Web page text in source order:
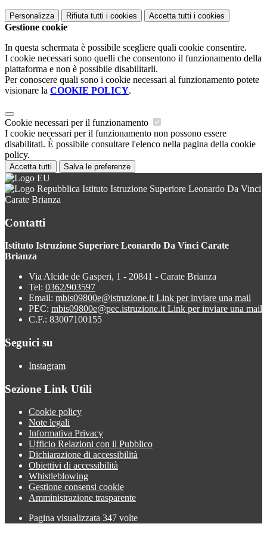
Personalizza Rifiuta tutti i cookies Accetta tutti i cookies
Gestione cookie
In questa schermata è possibile scegliere quali cookie consentire.
I cookie necessari sono quelli che consentono il funzionamento della
piattaforma e non è possibile disabilitarli.
Per conoscere quali sono i cookie necessari al funzionamento potete
visionare la COOKIE POLICY.
Cookie necessari per il funzionamento
I cookie necessari per il funzionamento non possono essere
disabilitati. È possibile consultare l'elenco nella pagina della cookie
policy.
Accetta tutti Salva le preferenze
Istituto Istruzione Superiore Leonardo Da Vinci
Carate Brianza
Contatti
Istituto Istruzione Superiore Leonardo Da Vinci Carate
Brianza
Via Alcide de Gasperi, 1 - 20841 - Carate Brianza
Tel: 0362/903597
Email: mbis09800e@istruzione.it Link per inviare una mail
PEC: mbis09800e@pec.istruzione.it Link per inviare una mail
C.F.: 83007100155
Seguici su
Instagram
Sezione Link Utili
Cookie policy
Note legali
Informativa Privacy
Ufficio Relazioni con il Pubblico
Dichiarazione di accessibilità
Obiettivi di accessibilità
Whistleblowing
Gestione consensi cookie
Amministrazione trasparente
Pagina visualizzata 347 volte